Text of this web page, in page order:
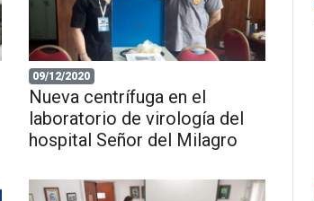
09/12/2020
Nueva centrífuga en el
laboratorio de virología del
hospital Señor del Milagro